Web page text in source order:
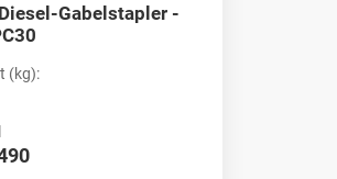
Gabelstapler -
(kg):